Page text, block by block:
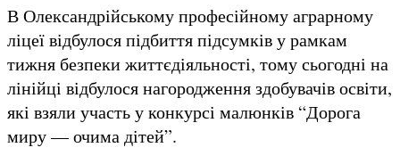
В Олександрійському професійному аграрному
ліцеї відбулося підбиття підсумків у рамкам
тижня безпеки життєдіяльності, тому сьогодні на
лінійці відбулося нагородження здобувачів освіти,
які взяли участь у конкурсі малюнків “Дорога
миру — очима дітей”.